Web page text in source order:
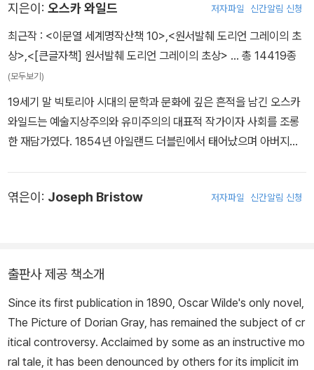
지은이: 오스카 와일드 저자파일 신간알림 신청
최근작 : <이문열 세계명작산책 10>,<원서발췌 도리언 그레이의 초
상>,<[큰글자책] 원서발췌 도리언 그레이의 초상> … 총 14419종
(모두보기)
19세기 말 빅토리아 시대의 문학과 문화에 깊은 흔적을 남긴 오스카
와일드는 예술지상주의와 유미주의의 대표적 작가이자 사회를 조롱
한 재담가였다. 1854년 아일랜드 더블린에서 태어났으며 아버지는
리니티 칼리지에서 고전문학을 공부한 후 옥스퍼드 대학교 모들린 칼
발표한 『도리언 그레이의 초상』은 와일드의 유일한 장편소설이자 가
장 논쟁적인 작품이었다. 영원한 젊음과 아름다움을 얻기 위해 자신
의 영혼을 내던지는 도리언의 이야기 속에서 와일드는 도덕과 타락,
미와 윤리, 현실과 환상의 경계를 탐구했다. 그러나 당시 빅토리아 시
대의 도덕적 기준을 위배했다는 이유로 ‘위험하고 부도덕한 책’이라
엮은이: Joseph Bristow 저자파일 신간알림 신청
출판사 제공 책소개
Since its first publication in 1890, Oscar Wilde's only novel,
The Picture of Dorian Gray, has remained the subject of cr
itical controversy. Acclaimed by some as an instructive mo
ral tale, it has been denounced by others for its implicit im